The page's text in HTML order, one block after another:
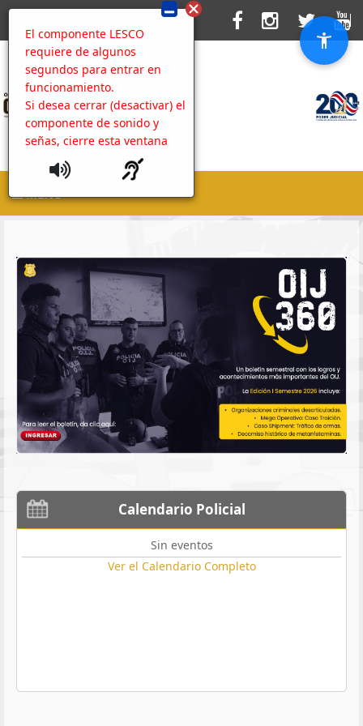
El componente LESCO
requiere de algunos
segundos para entrar en
funcionamiento.
Si desea cerrar (desactivar) el
componente de sonido y
señas, cierre esta ventana
MENU
Calendario Policial
Sin eventos
Ver el Calendario Completo